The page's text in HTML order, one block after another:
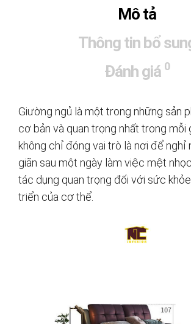
Mô tả
Thông tin bổ
Đánh giá 0
Giường ngủ là một trong những sản
cơ bản và quan trọng nhất trong mỗi
không chỉ đóng vai trò là nơi để nghỉ
giãn sau một ngày làm việc mệt
tác dụng quan trọng đối với sức
triển của cơ thể.